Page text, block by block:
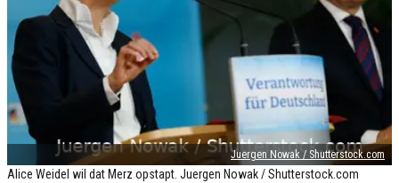
Juergen Nowak / Shutterstock.com
Alice Weidel wil dat Merz opstapt. Juergen Nowak / Shutterstock.com